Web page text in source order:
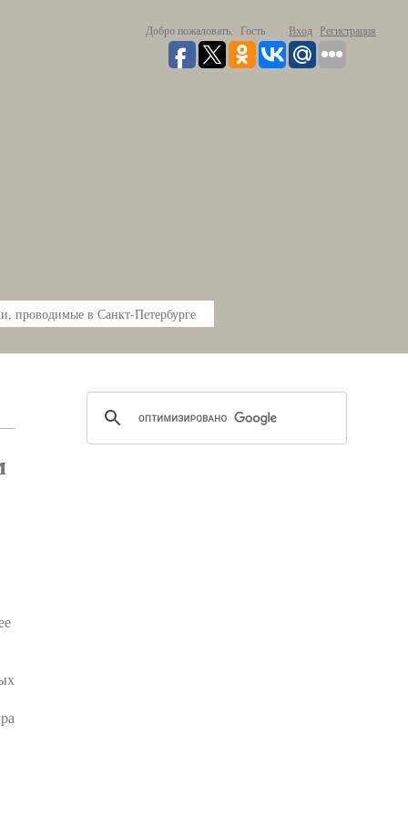
Добро пожаловать, Гость Вход Регистрация
проводимые в Санкт-Петербурге